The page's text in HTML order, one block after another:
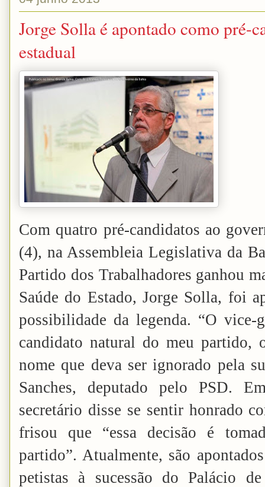
Jorge Solla é apontado como pré-
estadual
Com quatro pré-candidatos ao
(4), na Assembleia Legislativa da
Partido dos Trabalhadores ganhou
Saúde do Estado, Jorge Solla, foi
possibilidade da legenda. “O
candidato natural do meu partido,
nome que deva ser ignorado pela
Sanches, deputado pelo PSD.
secretário disse se sentir honrado
frisou que “essa decisão é
partido”. Atualmente, são
petistas à sucessão do Palácio